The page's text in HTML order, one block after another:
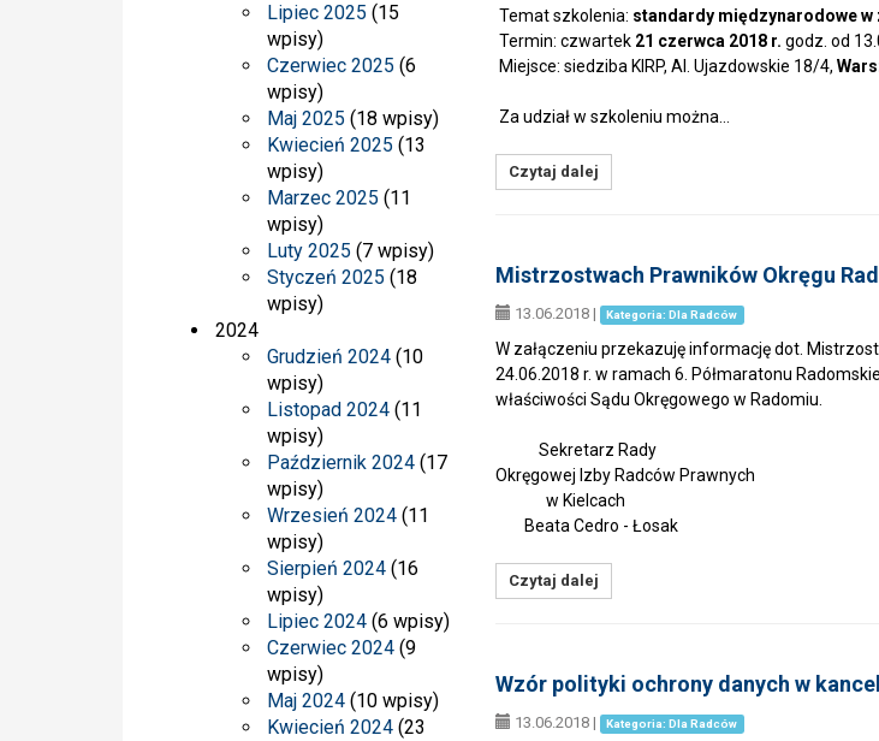
Lipiec 2025 (15
wpisy)
Czerwiec 2025 (6
wpisy)
Maj 2025 (18 wpisy)
Kwiecień 2025 (13
wpisy)
Marzec 2025 (11
wpisy)
Luty 2025 (7 wpisy)
Styczeń 2025 (18
wpisy)
2024
Grudzień 2024 (10
wpisy)
Listopad 2024 (11
wpisy)
Październik 2024 (17
wpisy)
Wrzesień 2024 (11
wpisy)
Sierpień 2024 (16
wpisy)
Lipiec 2024 (6 wpisy)
Czerwiec 2024 (9
wpisy)
Maj 2024 (10 wpisy)
Kwiecień 2024 (23
Temat szkolenia: standardy międzynarodowe
Termin: czwartek 21 czerwca 2018 r. godz. od
Miejsce: siedziba KIRP, Al. Ujazdowskie 18/4,
Za udział w szkoleniu można…
Czytaj dalej
Mistrzostwach Prawników Okręgu
13.06.2018 | Kategoria: Dla Radców
W załączeniu przekazuję informację dot.
24.06.2018 r. w ramach 6. Półmaratonu
właściwości Sądu Okręgowego w Radomiu.
Sekretarz Rady
Okręgowej Izby Radców Prawnych
w Kielcach
Beata Cedro - Łosak
Czytaj dalej
Wzór polityki ochrony danych w
13.06.2018 | Kategoria: Dla Radców